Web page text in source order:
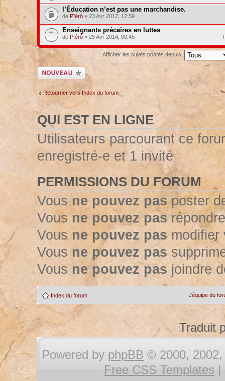
l’Éducation n’est pas une marchandise.
de Pïérô» 23 Avr 2012, 12:59
Enseignants précaires en luttes
de Pïérô» 25 Avr 2014, 00:45
Afficher les sujets postés depuis:
Ecrire un nouveau
sujet
Retourner vers Index du forum
QUI EST EN LIGNE
Utilisateurs parcourant ce
enregistré-e et 1 invité
PERMISSIONS DU FORUM
Vous ne pouvez pasposter
Vous ne pouvez pas
Vous ne pouvez pas modifier
Vous ne pouvez pas
Vous ne pouvez pasjoindre
Index du forum L’équipe du
Traduit
Powered by phpBB © 2000, 2002,
Free CSS Templates |